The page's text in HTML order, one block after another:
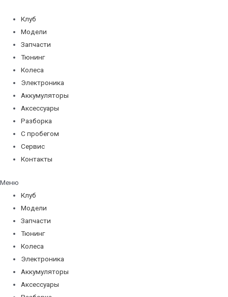
содержимому
Клуб
Модели
Запчасти
Тюнинг
Колеса
Электроника
Аккумуляторы
Аксессуары
Разборка
С пробегом
Сервис
Контакты
Меню
Клуб
Модели
Запчасти
Тюнинг
Колеса
Электроника
Аккумуляторы
Аксессуары